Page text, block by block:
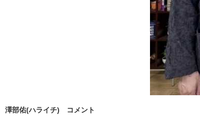
澤部佑(ハライチ) コメント